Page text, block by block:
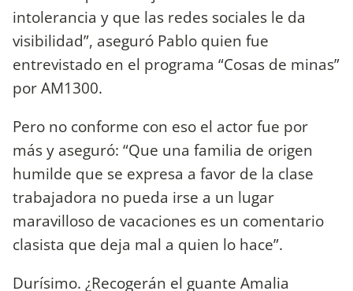
intolerancia y que las redes sociales le da
visibilidad”, aseguró Pablo quien fue
entrevistado en el programa “Cosas de minas”
por AM1300.
Pero no conforme con eso el actor fue por
más y aseguró: “Que una familia de origen
humilde que se expresa a favor de la clase
trabajadora no pueda irse a un lugar
maravilloso de vacaciones es un comentario
clasista que deja mal a quien lo hace”.
Durísimo. ¿Recogerán el guante Amalia